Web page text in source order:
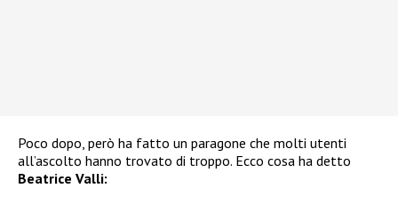
Poco dopo, però ha fatto un paragone che molti utenti
all’ascolto hanno trovato di troppo. Ecco cosa ha detto
Beatrice Valli: